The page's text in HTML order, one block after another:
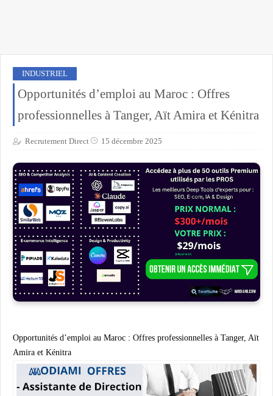
INDUSTRIEL
Opportunités d’emploi au Maroc : Offres
professionnelles à Tanger, Aït Amira et Kénitra
Recrutement Direct 15 décembre 2025
Opportunités d’emploi au Maroc : Offres professionnelles à Tanger, Aït
Amira et Kénitra